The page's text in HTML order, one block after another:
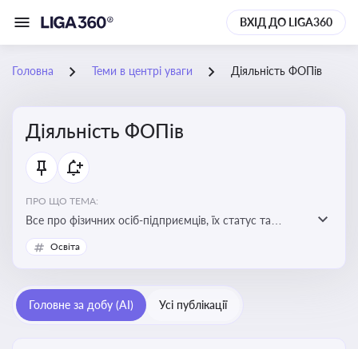
ВХІД ДО LIGA360
Головна Теми в центрі уваги Діяльність ФОПів
Діяльність ФОПів
ПРО ЩО ТЕМА:
Все про фізичних осіб-підприємців, їх статус та
діяльність. Зміни в законодавстві, що стосуються
роботи ФОПів
Освіта
Головне за добу (AI) Усі публікації